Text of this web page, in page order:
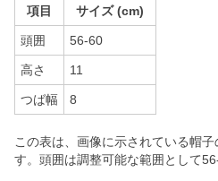
項目 サイズ (cm)
頭囲 56-60
高さ 11
つば幅 8
この表は、画像に示されている帽
す。頭囲は調整可能な範囲として